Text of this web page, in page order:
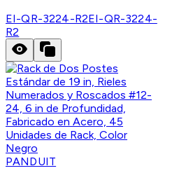
EI-QR-3224-R2EI-QR-3224-
R2
PANDUIT